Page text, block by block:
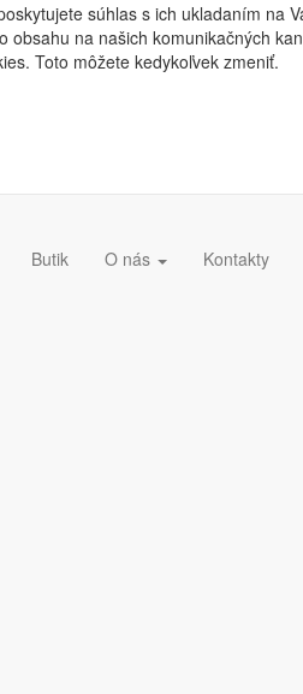
súhlas s ich ukladaním na
obsahu na našich komunikačných
Toto môžete kedykoľvek zmeniť.
Butik O nás Kontakty